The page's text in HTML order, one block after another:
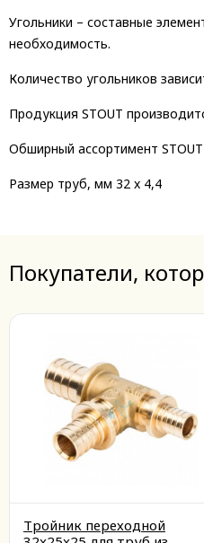
Угольники – составные
необходимость.
Количество угольников
Продукция STOUT
Обширный ассортимент
Размер труб, мм 32 x 4,4
Покупатели,
Тройник переходной